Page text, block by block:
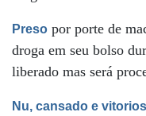
Preso por porte de
droga em seu bolso
liberado mas será
Nu, cansado e